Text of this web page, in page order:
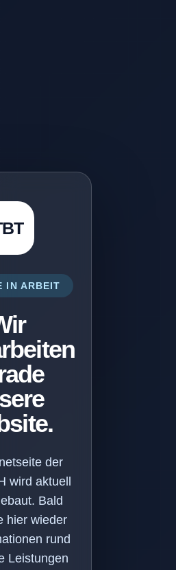
IN ARBEIT
der
wird aktuell
Bald
hier wieder
rund
Leistungen